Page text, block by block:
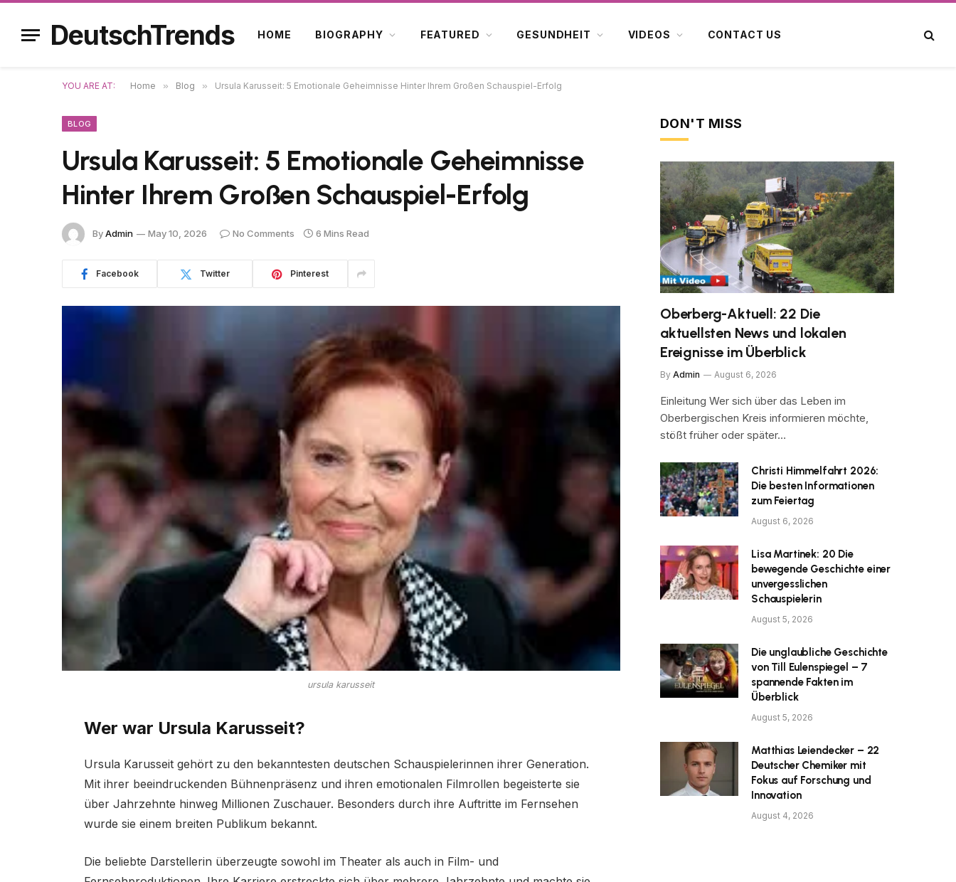
DeutschTrends HOME BIOGRAPHY FEATURED GESUNDHEIT VIDEOS CONTACT US
YOU ARE AT: Home » Blog » Ursula Karusseit: 5 Emotionale Geheimnisse Hinter Ihrem Großen Schauspiel-Erfolg
BLOG
Ursula Karusseit: 5 Emotionale Geheimnisse
Hinter Ihrem Großen Schauspiel-Erfolg
ByAdmin May 10, 2026 No Comments 6 Mins Read
Facebook Twitter Pinterest
ursula karusseit
Wer war Ursula Karusseit?
Ursula Karusseit gehört zu den bekanntesten deutschen Schauspielerinnen ihrer Generation.
Mit ihrer beeindruckenden Bühnenpräsenz und ihren emotionalen Filmrollen begeisterte sie
über Jahrzehnte hinweg Millionen Zuschauer. Besonders durch ihre Auftritte im Fernsehen
wurde sie einem breiten Publikum bekannt.
Die beliebte Darstellerin überzeugte sowohl im Theater als auch in Film- und
DON'T MISS
Oberberg-Aktuell: 22 Die
aktuellsten News und lokalen
Ereignisse im Überblick
By Admin August 6, 2026
Einleitung Wer sich über das Leben im
Oberbergischen Kreis informieren möchte,
stößt früher oder später…
Christi Himmelfahrt 2026:
Die besten Informationen
zum Feiertag
August 6, 2026
Lisa Martinek: 20 Die
bewegende Geschichte einer
unvergesslichen
Schauspielerin
August 5, 2026
Die unglaubliche Geschichte
von Till Eulenspiegel – 7
spannende Fakten im
Überblick
August 5, 2026
Matthias Leiendecker – 22
Deutscher Chemiker mit
Fokus auf Forschung und
Innovation
August 4, 2026